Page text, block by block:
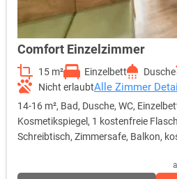
Comfort Einzelzimmer
15 m² Einzelbett Dusche
Nicht erlaubtAlle Zimmer
14-16 m², Bad, Dusche, WC,
Kosmetikspiegel, 1 kostenfreie
Schreibtisch, Zimmersafe, Balkon,